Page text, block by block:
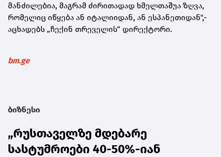
მანძილებია, მაგრამ ძირითადად ხმელთაშუა ზღვა,
რომელიც იწყება ან იტალიიდან, ან ესპანეთიდან",-
აცხადებს „ჩექინ თრეველის“ დირექტორი.
bm.ge
ბიზნესი
„რუსთაველზე მდებარე
სასტუმროები 40-50%-იან